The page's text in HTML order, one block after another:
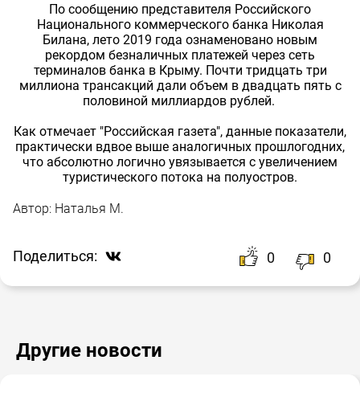
По сообщению представителя Российского
Национального коммерческого банка Николая
Билана, лето 2019 года ознаменовано новым
рекордом безналичных платежей через сеть
терминалов банка в Крыму. Почти тридцать три
миллиона трансакций дали объем в двадцать пять с
половиной миллиардов рублей.
Как отмечает "Российская газета", данные показатели,
практически вдвое выше аналогичных прошлогодних,
что абсолютно логично увязывается с увеличением
туристического потока на полуостров.
Автор: Наталья М.
Поделиться: 0 0
Другие новости